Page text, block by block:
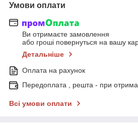
Умови оплати
Ви отримаєте замовлення
або гроші повернуться на вашу
Детальніше
Оплата на рахунок
Передоплата , решта - при
Всі умови оплати